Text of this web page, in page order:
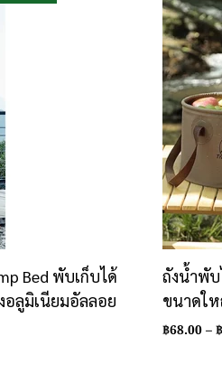
Bed พับเก็บได้
อลูมิเนียมอัลลอย
ถังน้ำพับ
ขนาดใ
฿68.00–฿